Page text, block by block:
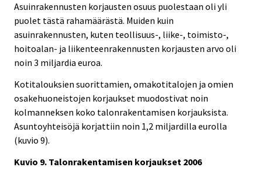
Asuinrakennusten korjausten osuus puolestaan oli yli
puolet tästä rahamäärästä. Muiden kuin
asuinrakennusten, kuten teollisuus-, liike-, toimisto-,
hoitoalan- ja liikenteenrakennusten korjausten arvo oli
noin 3 miljardia euroa.
Kotitalouksien suorittamien, omakotitalojen ja omien
osakehuoneistojen korjaukset muodostivat noin
kolmanneksen koko talonrakentamisen korjauksista.
Asuntoyhteisöjä korjattiin noin 1,2 miljardilla eurolla
(kuvio 9).
Kuvio 9. Talonrakentamisen korjaukset 2006